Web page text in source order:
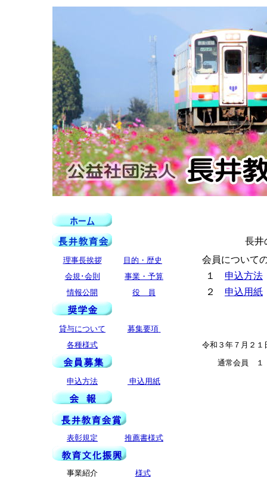
長井
理事長挨拶 目的・歴史 会員について
会規･会則 事業・予算 １ 申込方法
情報公開 役 員 ２ 申込用紙
貸与について
募集要項
各種様式
令和３年７月２１
通常会員 １，１
申込方法 申込用紙
表彰規定 推薦書様式
事業紹介 様式